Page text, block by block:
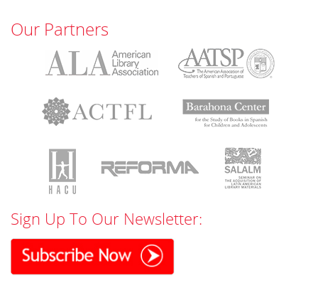
Our Partners
Sign Up To Our Newsletter: